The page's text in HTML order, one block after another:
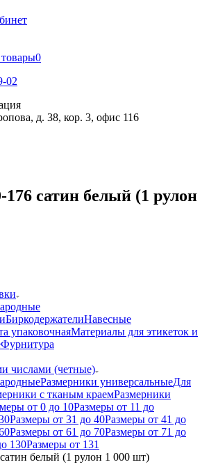
0
02
д. 38, кор. 3, офис 116
176 сатин белый (1 рулон
БиркодержателиНавесные
упаковочнаяМатериалы для этикеток и
Фурнитура
числами (четные)
Размерники универсальныеДля
с тканым краемРазмерники
от 0 до 10Размеры от 11 до
Размеры от 31 до 40Размеры от 41 до
Размеры от 61 до 70Размеры от 71 до
130Размеры от 131
белый (1 рулон 1 000 шт)